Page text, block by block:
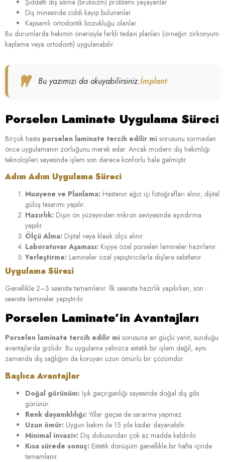
Diş minesinde ciddi kayıp bulunanlar
Kapsamlı ortodontik bozukluğu olanlar
Bu durumlarda hekimin önerisiyle farklı tedavi planları (örneğin zirkonyum
kaplama veya ortodonti) uygulanabilir.
Bu yazımızı da okuyabilirsiniz.İmplant
Porselen Laminate Uygulama Süreci
Birçok hasta porselen laminate tercih edilir mi sorusunu sormadan
önce uygulamanın zorluğunu merak eder. Ancak modern diş hekimliği
teknolojileri sayesinde işlem son derece konforlu hale gelmiştir.
Adım Adım Uygulama Süreci
Muayene ve Planlama: Hastanın ağız içi fotoğrafları alınır, dijital
gülüş tasarımı yapılır.
Hazırlık: Dişin ön yüzeyinden mikron seviyesinde aşındırma
yapılır.
Ölçü Alma: Dijital veya klasik ölçü alınır.
Laboratuvar Aşaması: Kişiye özel porselen lamineler hazırlanır.
Yerleştirme: Lamineler özel yapıştırıcılarla dişlere sabitlenir.
Uygulama Süresi
Genellikle 2–3 seansta tamamlanır. İlk seansta hazırlık yapılırken, son
seansta lamineler yapıştırılır.
Porselen Laminate’in Avantajları
Porselen laminate tercih edilir mi sorusuna en güçlü yanıt, sunduğu
avantajlarda gizlidir. Bu uygulama yalnızca estetik bir işlem değil, aynı
zamanda diş sağlığını da koruyan uzun ömürlü bir çözümdür.
Başlıca Avantajlar
Doğal görünüm: Işık geçirgenliği sayesinde doğal diş gibi
görünür.
Renk dayanıklılığı: Yıllar geçse de sararma yapmaz.
Uzun ömür: Uygun bakım ile 15 yıla kadar dayanabilir.
Minimal invaziv: Diş dokusundan çok az madde kaldırılır.
Kısa sürede sonuç: Estetik dönüşüm genellikle bir hafta içinde
tamamlanır.